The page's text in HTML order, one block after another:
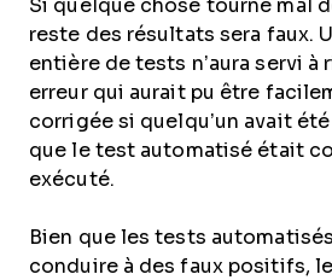
Si quelque chose tourne mal
reste des résultats sera faux.
entière de tests n’aura servi à
erreur qui aurait pu être
corrigée si quelqu’un avait
que le test automatisé était
exécuté.
Bien que les tests
conduire à des faux positifs,